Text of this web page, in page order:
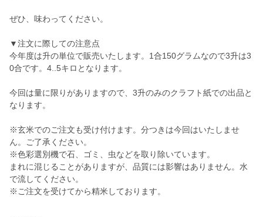
ぜひ、味わってください。
▼注文に際しての注意点
今年度は升の単位で販売いたします。1合150グラムなので3升は3
0合です。4..5キロとなります。
今回は量に限りがありますので、3升のみのクラフト紙での出品と
なります。
※玄米でのご注文も受け付けます。分つきは今回はいたしませ
ん。ご了承ください。
※色彩選別機で石、ゴミ、虫などを取り除いています。
まれに混じることがありますが、品質には影響はありません。水
で流してください。
※ご注文を受けてから精米しております。